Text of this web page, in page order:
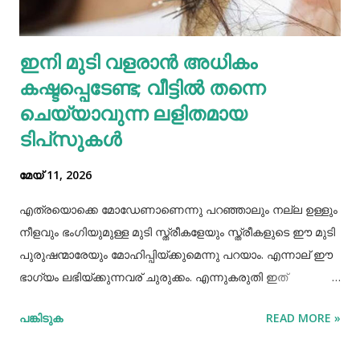
കഴിക്കുന്നത് ചില രോഗങ്ങൾ തടയാൻ സഹായിക്കുന്നു. റാഗി...
എല്ലാത്തരം തിനയും പോഷകസമൃദ്ധമാണെങ്കിലും, റാഗിക്ക്
ചില പ്രത്യേക ഗുണങ്ങളുണ്ട്. റാഗി ഗ്ലൂറ്റൻ രഹിതവും
പ്രോട്ടീനാൽ സമ്പുഷ്ടവുമാണ്. മറ്റ് തിനകളേക്കാൾ കൂടുതൽ
കാൽസ്യ...
ഇനി മുടി വളരാൻ അധികം
കഷ്ടപ്പെടേണ്ട; വീട്ടിൽ തന്നെ
ചെയ്യാവുന്ന ലളിതമായ
ടിപ്‌സുകൾ
മേയ് 11, 2026
എത്രയൊക്കെ മോഡേണാണെന്നു പറഞ്ഞാലും നല്ല ഉള്ളും
നീളവും ഭംഗിയുമുള്ള മുടി സ്ത്രീകളേയും സ്ത്രീകളുടെ ഈ മുടി
പുരുഷന്മാരേയും മോഹിപ്പിയ്ക്കുമെന്നു പറയാം. എന്നാല് ഈ
ഭാഗ്യം ലഭിയ്ക്കുന്നവര് ചുരുക്കം. എന്നുകരുതി ഇത്
സഹായിക്കുന്ന ചില വഴികളെക്കുറിച്ചറിയൂ,മുടി വളര്‍ച്ചയ്ക്ക്
പങ്കിടുക READ MORE »